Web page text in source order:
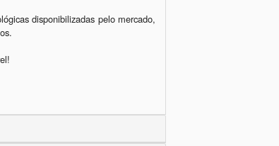
disponibilizadas pelo mercado,